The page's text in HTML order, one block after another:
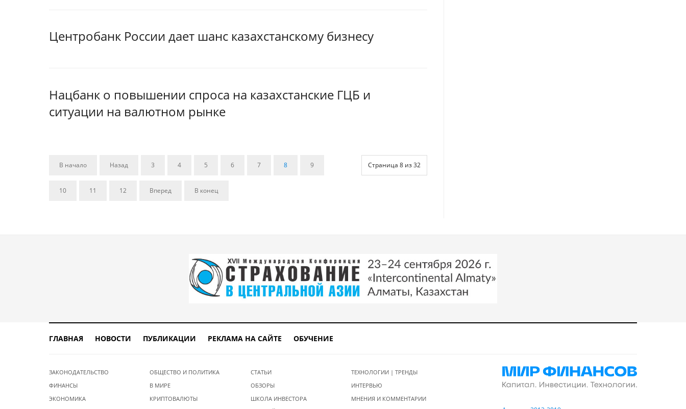
Центробанк России дает шанс казахстанскому бизнесу
Нацбанк о повышении спроса на казахстанские ГЦБ и
ситуации на валютном рынке
Страница 8 из 32
В начало Назад 3 4 5 6 7 8 9
10 11 12 Вперед В конец
ГЛАВНАЯ НОВОСТИ ПУБЛИКАЦИИ РЕКЛАМА НА САЙТЕ ОБУЧЕНИЕ
ЗАКОНОДАТЕЛЬСТВО
ФИНАНСЫ
ЭКОНОМИКА
ОБЩЕСТВО И ПОЛИТИКА
В МИРЕ
КРИПТОВАЛЮТЫ
СТАТЬИ
ОБЗОРЫ
ШКОЛА ИНВЕСТОРА
ТЕХНОЛОГИИ | ТРЕНДЫ
ИНТЕРВЬЮ
МНЕНИЯ И КОММЕНТАРИИ